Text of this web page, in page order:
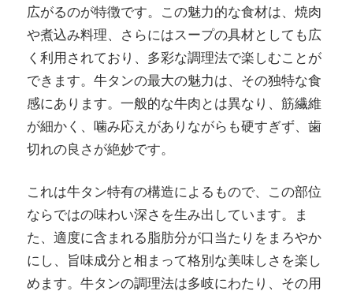
広がるのが特徴です。この魅力的な食材は、焼肉
や煮込み料理、さらにはスープの具材としても広
く利用されており、多彩な調理法で楽しむことが
できます。牛タンの最大の魅力は、その独特な食
感にあります。一般的な牛肉とは異なり、筋繊維
が細かく、噛み応えがありながらも硬すぎず、歯
切れの良さが絶妙です。
これは牛タン特有の構造によるもので、この部位
ならではの味わい深さを生み出しています。ま
た、適度に含まれる脂肪分が口当たりをまろやか
にし、旨味成分と相まって格別な美味しさを楽し
めます。牛タンの調理法は多岐にわたり、その用